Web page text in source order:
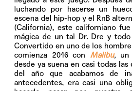
luchando por hacerse un
escena del hip-hop y el RnB
(California), este californiano
mágica de un tal Dr. Dre y
Convertido en uno de los
comienza 2016 con Malibu, un
desde ya suena en casi todas
del año que acabamos de
antecedentes, era casi una